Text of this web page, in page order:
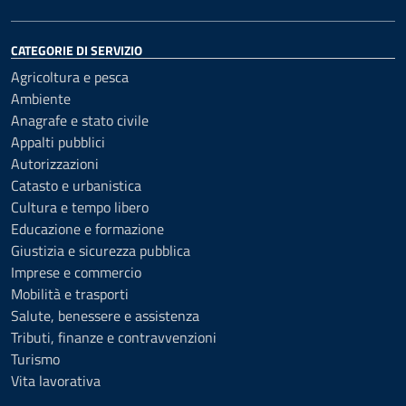
CATEGORIE DI SERVIZIO
Agricoltura e pesca
Ambiente
Anagrafe e stato civile
Appalti pubblici
Autorizzazioni
Catasto e urbanistica
Cultura e tempo libero
Educazione e formazione
Giustizia e sicurezza pubblica
Imprese e commercio
Mobilità e trasporti
Salute, benessere e assistenza
Tributi, finanze e contravvenzioni
Turismo
Vita lavorativa